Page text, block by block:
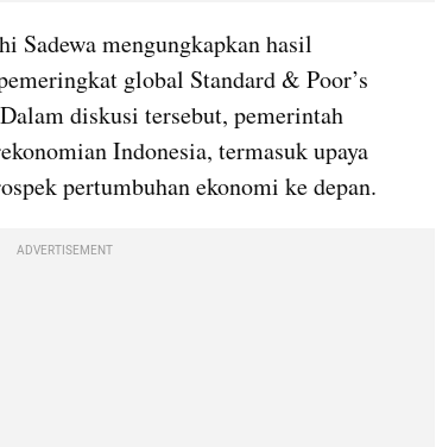
Sadewa mengungkapkan hasil
global Standard & Poor’s
diskusi tersebut, pemerintah
Indonesia, termasuk upaya
pertumbuhan ekonomi ke depan.
ADVERTISEMENT